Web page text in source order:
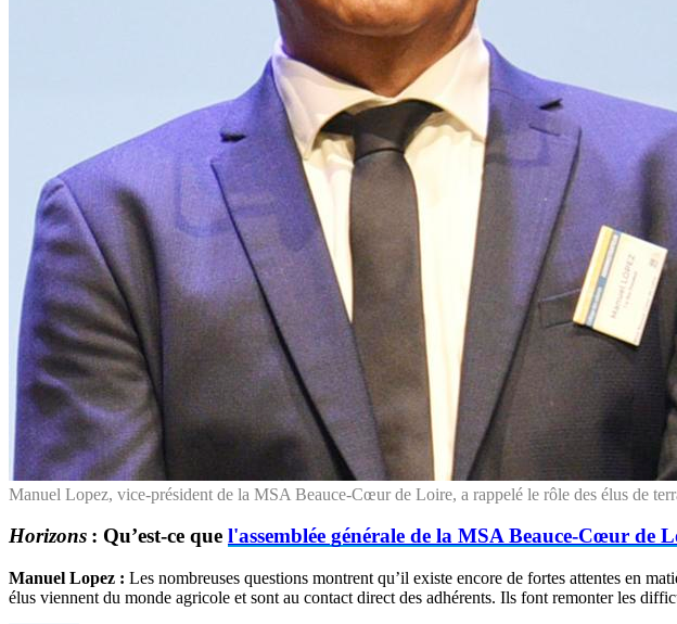
Manuel Lopez, vice-président de la MSA Beauce-Cœur de Loire, a rappelé le rôle des élus de
Horizons : Qu’est-ce que l'assemblée générale de la MSA Beauce-Cœur de
Manuel Lopez : Les nombreuses questions montrent qu’il existe encore de fortes attentes en
élus viennent du monde agricole et sont au contact direct des adhérents. Ils font remonter les